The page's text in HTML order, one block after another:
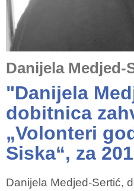
Danijela Medjed-
"Danijela
dobitnica
„Volonteri
Siska“, za
Danijela Medjed-Sertić,